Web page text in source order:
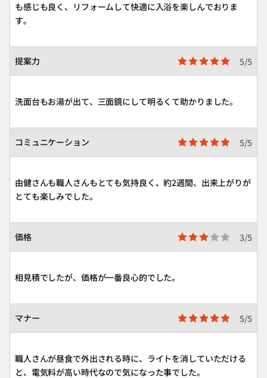
も感じも良く、リフォームして快適に入浴を楽しんでおりま
す。
提案力 5/5
洗面台もお湯が出て、三面鏡にして明るくて助かりました。
コミュニケーション 5/5
由健さんも職人さんもとても気持良く、約2週間、出来上がりが
とても楽しみでした。
価格 3/5
相見積でしたが、価格が一番良心的でした。
マナー 5/5
職人さんが昼食で外出される時に、ライトを消していただける
と、電気料が高い時代なので気になった事でした。